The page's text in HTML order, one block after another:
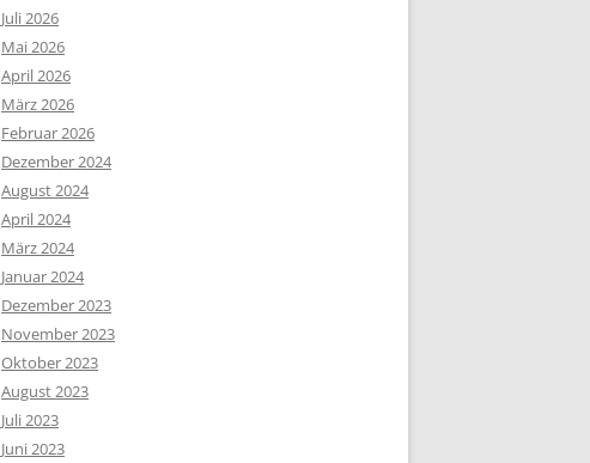
Juli 2026
Mai 2026
April 2026
März 2026
Februar 2026
Dezember 2024
August 2024
April 2024
März 2024
Januar 2024
Dezember 2023
November 2023
Oktober 2023
August 2023
Juli 2023
Juni 2023